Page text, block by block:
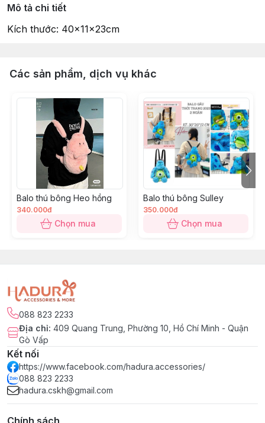
Mô tả chi tiết
Kích thước: 40x11x23cm
Các sản phẩm, dịch vụ khác
Balo thú bông Heo hồng
340.000đ
Chọn mua
Balo thú bông Sulley
350.000đ
Chọn mua
088 823 2233
Địa chỉ: 409 Quang Trung, Phường 10, Hồ Chí Minh - Quận
Gò Vấp
Kết nối
https://www.facebook.com/hadura.accessories/
088 823 2233
hadura.cskh@gmail.com
Chính sách